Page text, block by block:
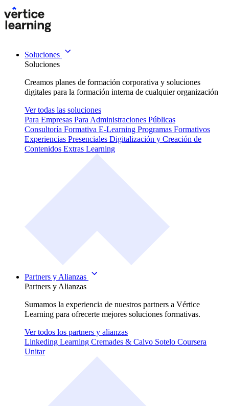
Soluciones
Soluciones
Creamos planes de formación corporativa y soluciones
digitales para la formación interna de cualquier organización
Ver todas las soluciones
Para Empresas Para Administraciones Públicas
Consultoría Formativa E-Learning Programas Formativos
Experiencias Presenciales Digitalización y Creación de
Contenidos Extras Learning
Partners y Alianzas
Partners y Alianzas
Sumamos la experiencia de nuestros partners a Vértice
Learning para ofrecerte mejores soluciones formativas.
Ver todos los partners y alianzas
Linkeding Learning Cremades & Calvo Sotelo Coursera
Unitar